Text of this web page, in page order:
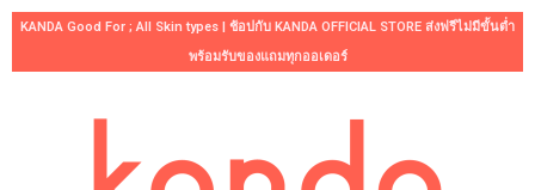
KANDA Good For ; All Skin types | ช้อปกับ KANDA OFFICIAL STORE ส่งฟรีไม่มีขั้นต่ำ
พร้อมรับของแถมทุกออเดอร์